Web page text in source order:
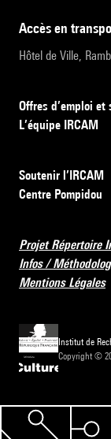
accès en
Hôtel de Ville,
Offres d’emploi et
L’équipe IRCAM
Soutenir l’IRCAM
Centre Pompidou
Projet Répertoire
Infos /
Mentions Légales
Institut de
Copyright ©